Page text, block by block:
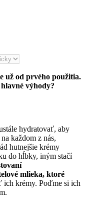
už od prvého použitia.
výhody?
hydratovať, aby
každom z nás,
hutnejšie krémy
do hĺbky, iným stačí
mlieka, ktoré
ich krémy. Poďme si ich